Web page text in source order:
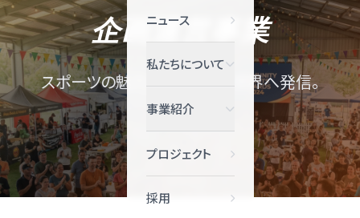
ニュース
私たちについて
事業紹介
プロジェクト
採用
企画運営事業
スポーツの魅力を、地域から世界へ発信。